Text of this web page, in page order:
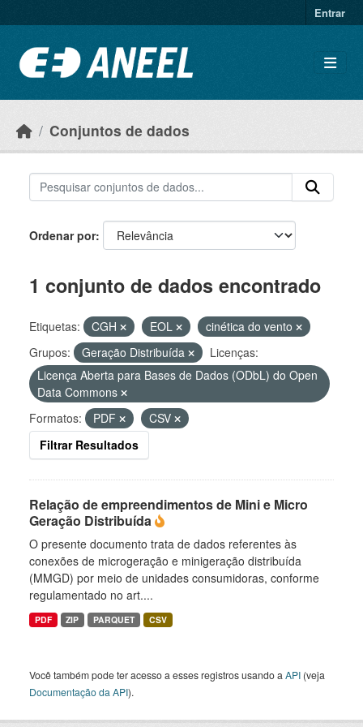
Entrar
Conjuntos de dados
Ordenar por
1 conjunto de dados encontrado
Etiquetas: CGH EOL
cinética do vento
Grupos:
Geração Distribuída
Licenças:
Licença Aberta para Bases de Dados (ODbL) do Open
Data Commons
Formatos:
PDF
CSV
Filtrar Resultados
Relação de empreendimentos de Mini e Micro
Geração Distribuída
O presente documento trata de dados referentes às
conexões de microgeração e minigeração distribuída
(MMGD) por meio de unidades consumidoras, conforme
regulamentado no art....
PDF ZIP PARQUET CSV
Você também pode ter acesso a esses registros usando a API (veja
Documentação da API).